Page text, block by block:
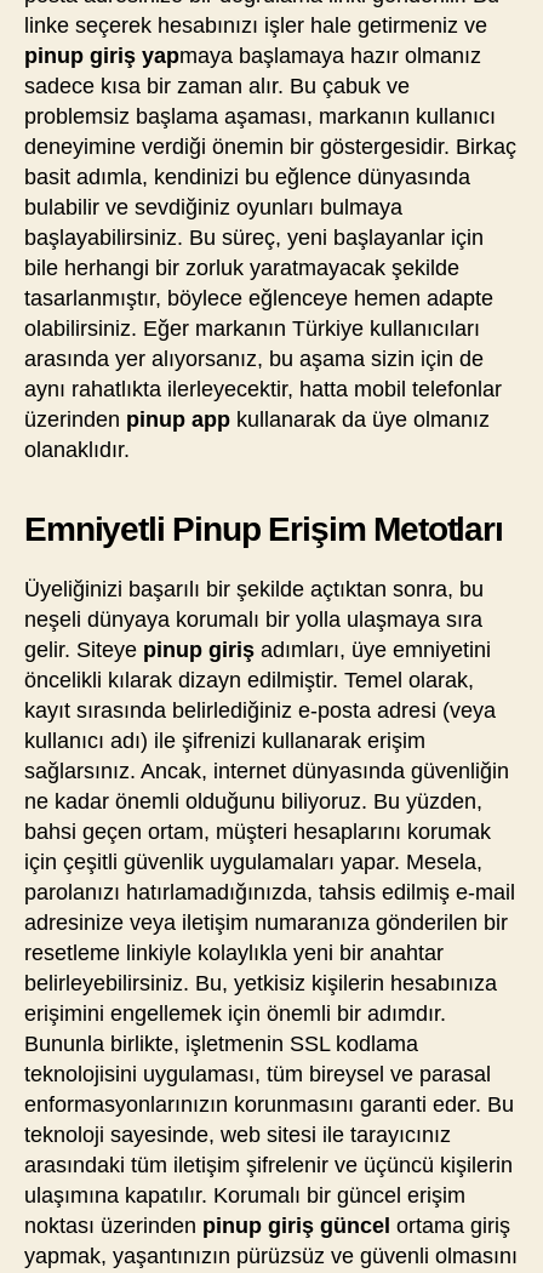
linke seçerek hesabınızı işler hale getirmeniz ve
pinup giriş yapmaya başlamaya hazır olmanız
sadece kısa bir zaman alır. Bu çabuk ve
problemsiz başlama aşaması, markanın kullanıcı
deneyimine verdiği önemin bir göstergesidir. Birkaç
basit adımla, kendinizi bu eğlence dünyasında
bulabilir ve sevdiğiniz oyunları bulmaya
başlayabilirsiniz. Bu süreç, yeni başlayanlar için
bile herhangi bir zorluk yaratmayacak şekilde
tasarlanmıştır, böylece eğlenceye hemen adapte
olabilirsiniz. Eğer markanın Türkiye kullanıcıları
arasında yer alıyorsanız, bu aşama sizin için de
aynı rahatlıkta ilerleyecektir, hatta mobil telefonlar
üzerinden pinup app kullanarak da üye olmanız
olanaklıdır.
Emniyetli Pinup Erişim Metotları
Üyeliğinizi başarılı bir şekilde açtıktan sonra, bu
neşeli dünyaya korumalı bir yolla ulaşmaya sıra
gelir. Siteye pinup giriş adımları, üye emniyetini
öncelikli kılarak dizayn edilmiştir. Temel olarak,
kayıt sırasında belirlediğiniz e-posta adresi (veya
kullanıcı adı) ile şifrenizi kullanarak erişim
sağlarsınız. Ancak, internet dünyasında güvenliğin
ne kadar önemli olduğunu biliyoruz. Bu yüzden,
bahsi geçen ortam, müşteri hesaplarını korumak
için çeşitli güvenlik uygulamaları yapar. Mesela,
parolanızı hatırlamadığınızda, tahsis edilmiş e-mail
adresinize veya iletişim numaranıza gönderilen bir
resetleme linkiyle kolaylıkla yeni bir anahtar
belirleyebilirsiniz. Bu, yetkisiz kişilerin hesabınıza
erişimini engellemek için önemli bir adımdır.
Bununla birlikte, işletmenin SSL kodlama
teknolojisini uygulaması, tüm bireysel ve parasal
enformasyonlarınızın korunmasını garanti eder. Bu
teknoloji sayesinde, web sitesi ile tarayıcınız
arasındaki tüm iletişim şifrelenir ve üçüncü kişilerin
ulaşımına kapatılır. Korumalı bir güncel erişim
noktası üzerinden pinup giriş güncel ortama giriş
yapmak, yaşantınızın pürüzsüz ve güvenli olmasını